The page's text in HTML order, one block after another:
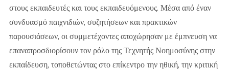
στους εκπαιδευτές και τους εκπαιδευόμενους. Μέσα από έναν
συνδυασμό παιχνιδιών, συζητήσεων και πρακτικών
παρουσιάσεων, οι συμμετέχοντες αποχώρησαν με έμπνευση να
επαναπροσδιορίσουν τον ρόλο της Τεχνητής Νοημοσύνης στην
εκπαίδευση, τοποθετώντας στο επίκεντρο την ηθική, την κριτική